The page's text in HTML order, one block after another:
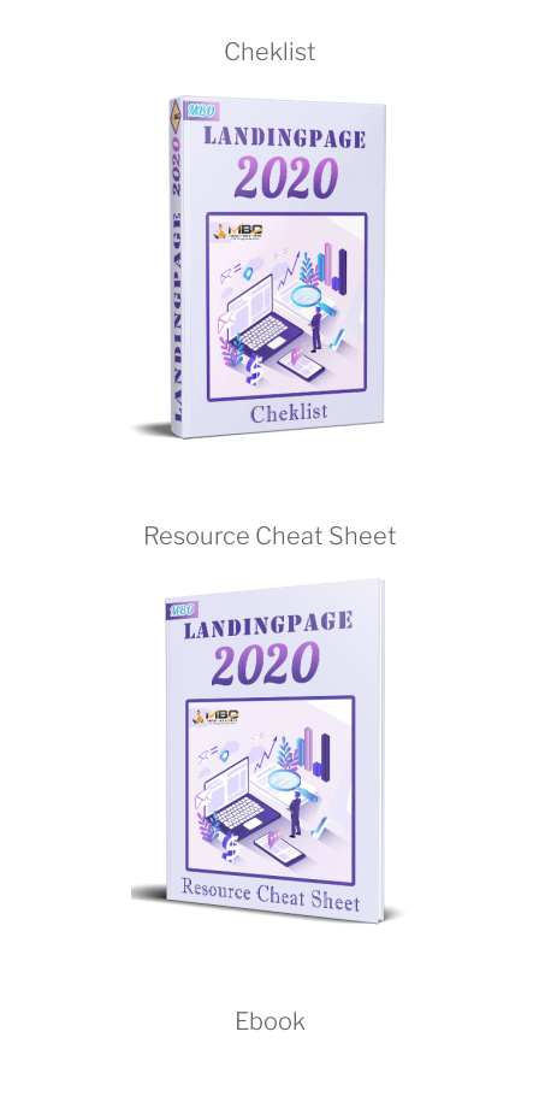
Cheklist
Resource Cheat Sheet
Ebook